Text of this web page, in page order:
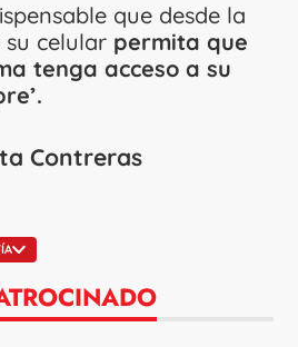
que desde la
celular permita que
tenga acceso a su
Contreras